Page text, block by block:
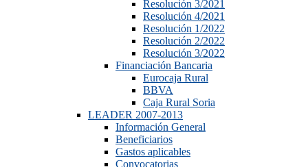
Resolución 3/2021
Resolución 4/2021
Resolución 1/2022
Resolución 2/2022
Resolución 3/2022
Financiación Bancaria
Eurocaja Rural
BBVA
Caja Rural Soria
LEADER 2007-2013
Información General
Beneficiarios
Gastos aplicables
Convocatorias